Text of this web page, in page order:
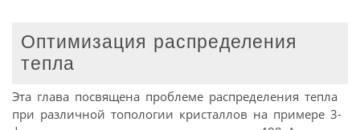
Оптимизация распределения
тепла
Эта глава посвящена проблеме распределения тепла
при различной топологии кристаллов на примере 3-